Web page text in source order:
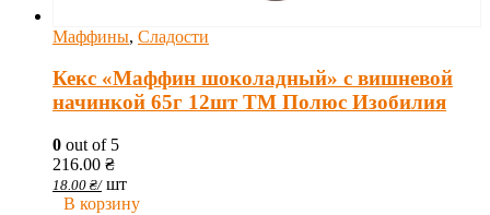
Маффины, Сладости
Кекс «Маффин шоколадный» с вишневой
начинкой 65г 12шт ТМ Полюс Изобилия
0 out of 5
216.00 ₴
18.00 ₴/ шт
В корзину